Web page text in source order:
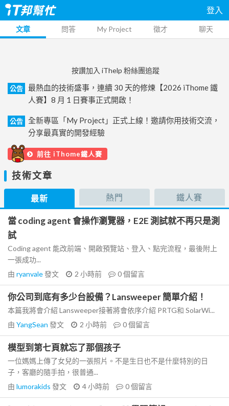
登入
文章 問答 My Project 徵才 聊天
按讚加入 iThelp 粉絲團追蹤
公告
最熱血的技術盛事，連續 30 天的修煉【2026 iThome 鐵
人賽】8 月 1 日賽事正式開啟！
公告
全新專區「My Project」正式上線！邀請你用技術交流，
分享最真實的開發經驗
前往 iThome鐵人賽
技術文章
最新 熱門 鐵人賽
當 coding agent 會操作瀏覽器，E2E 測試就不再只是測
試
Coding agent 能改前端、開啟預覽站、登入、點完流程，最後附上
一張成功...
由 ryanvale發文 2 小時前 0個留言
你公司到底有多少台設備？Lansweeper 簡單介紹！
本篇我將會介紹 Lansweeper接著將會依序介紹 PRTG和 SolarWi...
由 YangSean 發文 2 小時前 0個留言
模型到第七頁就忘了那個孩子
一位媽媽上傳了女兒的一張照片。不是生日也不是什麼特別的日
子，客廳的隨手拍，很普通...
由 lumorakids 發文 4 小時前 0個留言